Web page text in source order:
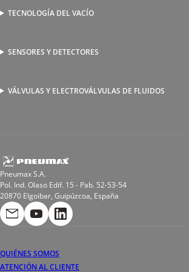
Válvulas complementarias
Racores rápidos
Reguladores de caudal
Racores para soldadura
TECNOLOGÍA DEL VACÍO
Ventosas
Válvulas y electroválvulas
SENSORES Y DETECTORES
Detectores magnéticos
VÁLVULAS Y ELECTROVÁLVULAS DE FLUIDOS
Electroválvulas de acción directa
Bobinas
Pneumax S.A.
Pol. Ind. Olaso Edif. 15 - Pab. 52-53-54
20870 Elgoibar, Guipúzcoa, España
QUIÉNES SOMOS
ATENCIÓN AL CLIENTE